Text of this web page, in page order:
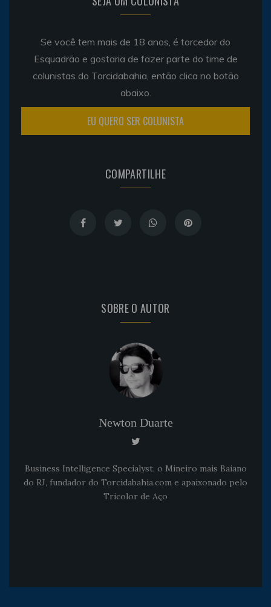
Se você tem mais de 18 anos, é torcedor do
Esquadrão e gostaria de fazer parte do time de
colunistas do Torcidabahia, então clica no botão
abaixo.
EU QUERO SER COLUNISTA
COMPARTILHE
SOBRE O AUTOR
Newton Duarte
Business Intelligence Specialyst, o Mineiro mais Baiano
do RJ, fundador do Torcidabahia.com e apaixonado pelo
Tricolor de Aço